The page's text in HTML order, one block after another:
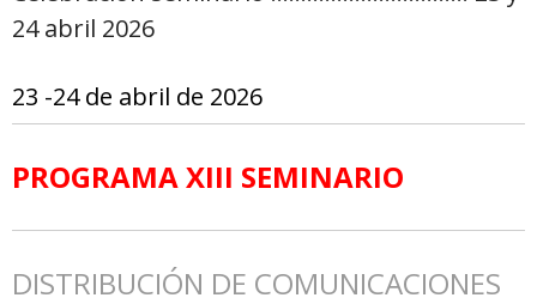
24 abril 2026
23 -24 de abril de 2026
PROGRAMA XIII SEMINARIO
DISTRIBUCIÓN DE COMUNICACIONES